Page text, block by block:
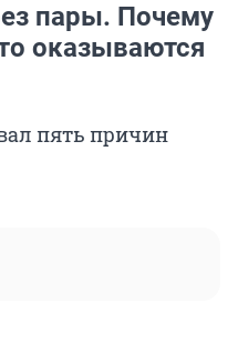
пары. Почему
оказываются
пять причин